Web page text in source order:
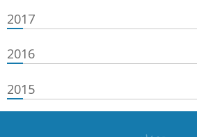
2017
2016
2015